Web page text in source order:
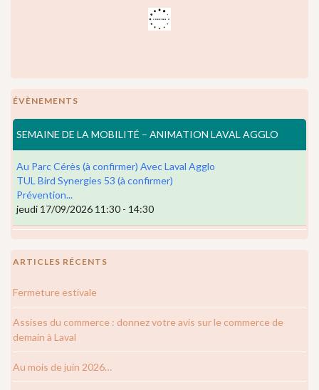
ÉVÈNEMENTS
SEMAINE DE LA MOBILITÉ – ANIMATION LAVAL AGGLO
Au Parc Cérès (à confirmer) Avec Laval Agglo
TUL Bird Synergies 53 (à confirmer)
Prévention...
jeudi 17/09/2026 11:30 - 14:30
ARTICLES RÉCENTS
Fermeture estivale
Assises du commerce : donnez votre avis sur le commerce de
demain à Laval
Au mois de juin 2026…